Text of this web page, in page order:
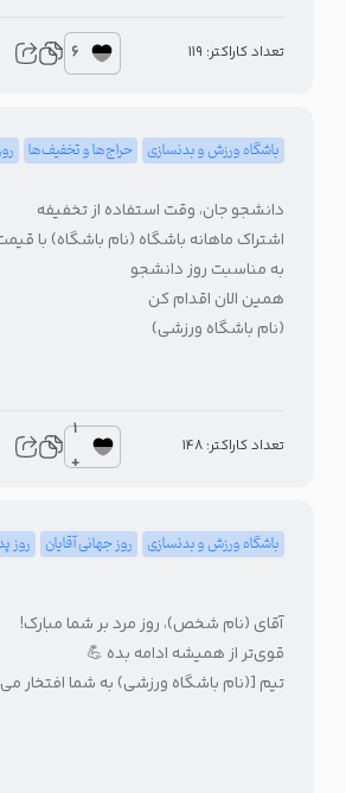
تعداد کاراکتر: 119 6
باشگاه ورزش و بدنسازی حراج‌ها و تخفیف‌ها
دانشجو جان، وقت استفاده از تخفیفه
اشتراک ماهانه باشگاه (نام باشگاه) با
به مناسبت روز دانشجو
همین الان اقدام کن
(نام باشگاه ورزشی)
تعداد کاراکتر: 148
1
+
باشگاه ورزش و بدنسازی روز جهانی آقایان روز
آقای (نام شخص)، روز مرد بر شما مبارک!
قوی‌تر از همیشه ادامه بده 💪
تیم [(نام باشگاه ورزشی) به شما افتخار